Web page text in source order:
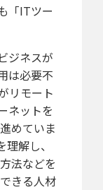
「ITツー
ジネスが
は必要不
リモート
ネットを
めていま
解し、
法などを
きる人材